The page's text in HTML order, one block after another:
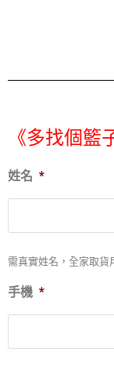
《多找個籃
姓名 *
需真實姓名，全家取貨
手機 *